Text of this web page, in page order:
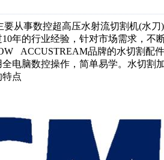
从事数控超高压水射流切割机(水
年的行业经验，针对市场需求，不
ACCUSTREAM品牌的水切割配
电脑数控操作，简单易学。水切割
点